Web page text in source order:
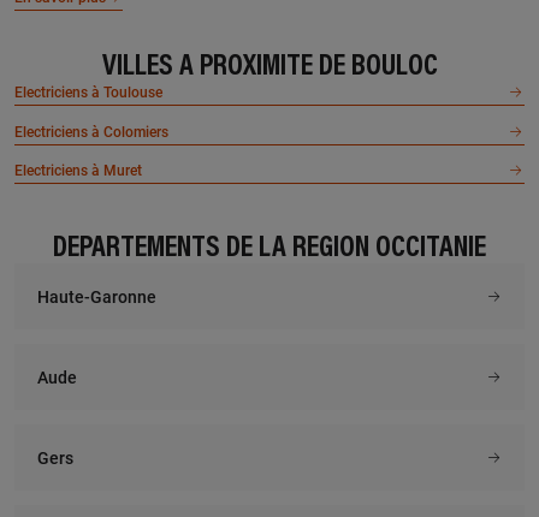
VILLES À PROXIMITÉ DE BOULOC
Electriciens à Toulouse
Electriciens à Colomiers
Electriciens à Muret
DÉPARTEMENTS DE LA RÉGION OCCITANIE
Haute-Garonne
Aude
Gers